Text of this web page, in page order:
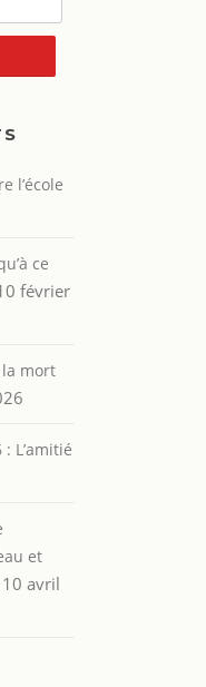
l’école
ce
février
la mort
L’amitié
et
10 avril